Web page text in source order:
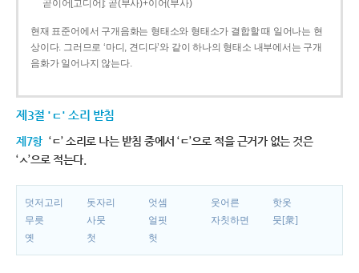
곧이어[고디어]: 곧(부사)+이어(부사)
현재 표준어에서 구개음화는 형태소와 형태소가 결합할 때 일어나는 현
상이다. 그러므로 ‘마디, 견디다’와 같이 하나의 형태소 내부에서는 구개
음화가 일어나지 않는다.
제3절 'ㄷ' 소리 받침
제7항 ‘ㄷ’ 소리로 나는 받침 중에서 ‘ㄷ’으로 적을 근거가 없는 것은
‘ㅅ’으로 적는다.
덧저고리 돗자리 엇셈 웃어른
핫옷
무릇
사뭇 얼핏 자칫하면
뭇[衆]
옛
첫 헛